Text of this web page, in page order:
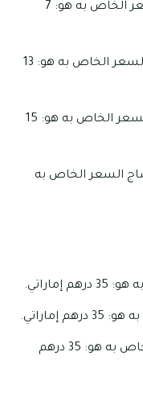
سندويتش شاورما المكسيكي السعر الخاص به هو: 7
سندويتش شاورما الدجاج بالصاج السعر الخاص به هو: 13
سندويتش شاورما اللحم بالصاج السعر الخاص به هو: 15
السعر الخاص به
طبق شاورما المكسيكي السعر الخاص به هو: 35 درهم